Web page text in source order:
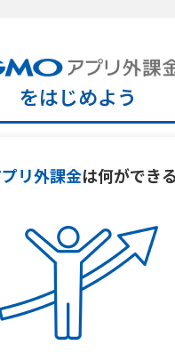
をはじめよう
リ外課金は何ができ